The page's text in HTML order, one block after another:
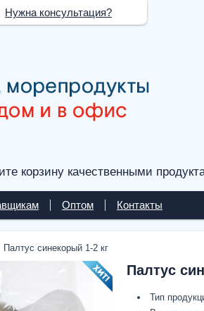
корзину качественными
Оптом Контакты
Палтус синекорый 1-2 кг
Палтус
Тип
Нужна консультация?